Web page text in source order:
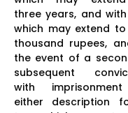
three years, and
which may extend
thousand rupees,
the event of a
subsequent
with
either description